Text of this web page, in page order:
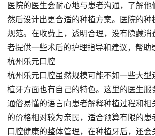
医院的医生会耐心地与患者沟通，了解他
然后设计出更合适的种植方案。医院的
规范。在收费上，透明合理，没有隐藏消
者提供一些术后的护理指导和建议，帮助
杭州乐元口腔
杭州乐元口腔虽然规模可能不如一些大型
植牙方面也有自己的特色。这里的医生服
通俗易懂的语言向患者解释种植过程和相
的价格相对较为亲民，适合预算有限的
口腔健康的整体管理，在种植牙后，还